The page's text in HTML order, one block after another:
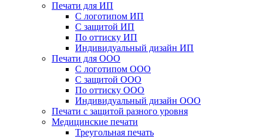
Печати для ИП
С логотипом ИП
С защитой ИП
По оттиску ИП
Индивидуальный дизайн ИП
Печати для ООО
С логотипом ООО
С защитой ООО
По оттиску ООО
Индивидуальный дизайн ООО
Печати с защитой разного уровня
Медицинские печати
Треугольная печать